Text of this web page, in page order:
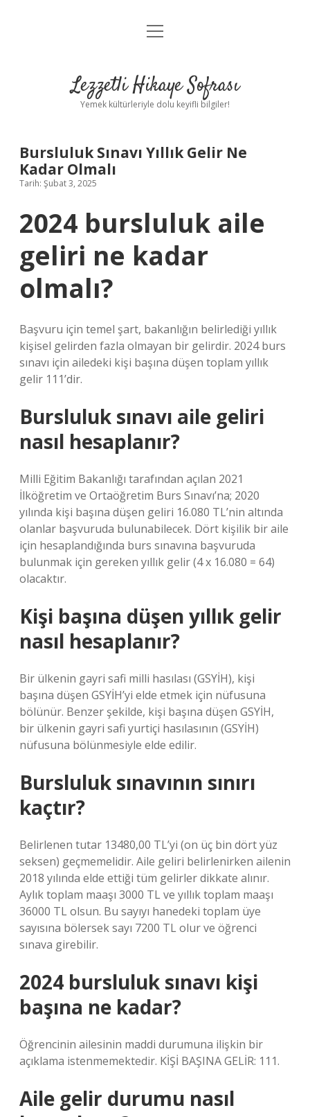
Anasayfa
Yasal Uyarı
menüyü
Lezzetli Hikaye Sofrası
Yemek kültürleriyle dolu keyifli bilgiler!
Bursluluk Sınavı Yıllık Gelir Ne
Kadar Olmalı
Tarih: Şubat 3, 2025
2024 bursluluk aile
geliri ne kadar
olmalı?
Başvuru için temel şart, bakanlığın belirlediği yıllık
kişisel gelirden fazla olmayan bir gelirdir. 2024 burs
sınavı için ailedeki kişi başına düşen toplam yıllık
gelir 111’dir.
Bursluluk sınavı aile geliri
nasıl hesaplanır?
Milli Eğitim Bakanlığı tarafından açılan 2021
İlköğretim ve Ortaöğretim Burs Sınavı’na; 2020
yılında kişi başına düşen geliri 16.080 TL’nin altında
olanlar başvuruda bulunabilecek. Dört kişilik bir aile
için hesaplandığında burs sınavına başvuruda
bulunmak için gereken yıllık gelir (4 x 16.080 = 64)
olacaktır.
Kişi başına düşen yıllık gelir
nasıl hesaplanır?
Bir ülkenin gayri safi milli hasılası (GSYİH), kişi
başına düşen GSYİH’yi elde etmek için nüfusuna
bölünür. Benzer şekilde, kişi başına düşen GSYİH,
bir ülkenin gayri safi yurtiçi hasılasının (GSYİH)
nüfusuna bölünmesiyle elde edilir.
Bursluluk sınavının sınırı
kaçtır?
Belirlenen tutar 13480,00 TL’yi (on üç bin dört yüz
seksen) geçmemelidir. Aile geliri belirlenirken ailenin
2018 yılında elde ettiği tüm gelirler dikkate alınır.
Aylık toplam maaşı 3000 TL ve yıllık toplam maaşı
36000 TL olsun. Bu sayıyı hanedeki toplam üye
sayısına bölersek sayı 7200 TL olur ve öğrenci
sınava girebilir.
2024 bursluluk sınavı kişi
başına ne kadar?
Öğrencinin ailesinin maddi durumuna ilişkin bir
açıklama istenmemektedir. KİŞİ BAŞINA GELİR: 111.
Aile gelir durumu nasıl